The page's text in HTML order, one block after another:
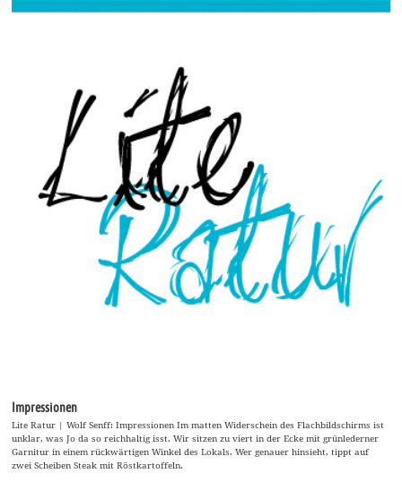
Impressionen
Lite Ratur | Wolf Senff: Impressionen Im matten Widerschein des Flachbildschirms ist
unklar, was Jo da so reichhaltig isst. Wir sitzen zu viert in der Ecke mit grünlederner
Garnitur in einem rückwärtigen Winkel des Lokals. Wer genauer hinsieht, tippt auf
zwei Scheiben Steak mit Röstkartoffeln.